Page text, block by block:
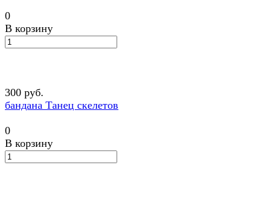
0
В корзину
300 руб.
бандана Танец скелетов
0
В корзину